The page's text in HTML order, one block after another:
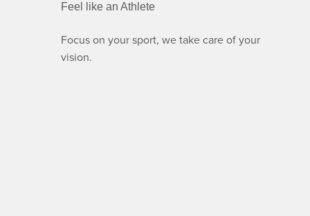
Feel like an Athlete
Focus on your sport, we take care of your
vision.